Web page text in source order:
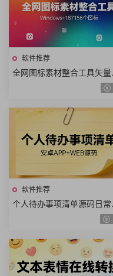
软件推荐
全网图标素材整合工具矢量
标资源集成软件本地离线
图标美工必备图标神器即
用
软件推荐
个人待办事项清单源码日常
务记事管理任务提醒备忘
个人便签软件工具+安卓